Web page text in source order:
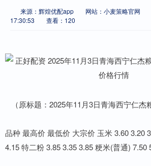
来源：辉煌优配app 网站：小麦策略官网
17:30:53
查看：120
（原标题：2025年11月3日青海西宁仁
品种 最高价 最低价 大宗价 玉米 3.60 3.20
4.15 特二粉 3.85 3.35 3.85 粳米(普通) 7.50